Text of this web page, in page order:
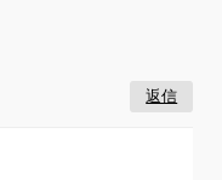
返信